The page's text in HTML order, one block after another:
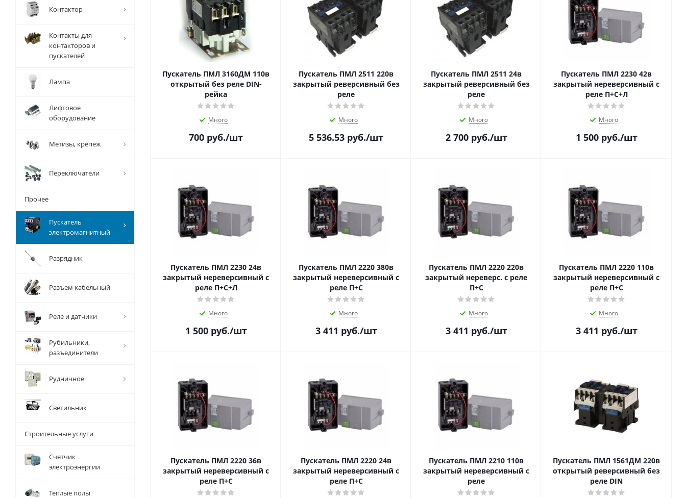
Пускатель ПМЛ 3160ДМ 110в
открытый без реле DIN-
рейка
Много
700 руб./шт
Пускатель ПМЛ 2511 220в
закрытый реверсивный без
реле
Много
5 536.53 руб./шт
Пускатель ПМЛ 2511 24в
закрытый реверсивный без
реле
Много
2 700руб./шт
Пускатель ПМЛ 2230 42в
закрытый нереверсивный c
реле П+С+Л
Много
1 500руб./шт
Пускатель ПМЛ 2230 24в
закрытый нереверсивный c
реле П+С+Л
Много
1 500руб./шт
Пускатель ПМЛ 2220 380в
закрытый нереверсивный c
реле П+С
Много
3 411 руб./шт
Пускатель ПМЛ 2220 220в
закрытый нереверс. c реле
П+С
Много
3 411 руб./шт
Пускатель ПМЛ 2220 110в
закрытый нереверсивный c
реле П+С
Много
3 411 руб./шт
Пускатель ПМЛ 2220 36в
закрытый нереверсивный c
реле П+С
Пускатель ПМЛ 2220 24в
закрытый нереверсивный c
реле П+С
Пускатель ПМЛ 2210 110в
закрытый нереверсивный c
реле
Пускатель ПМЛ 1561ДМ 220в
открытый реверсивный без
реле DIN
Контактор
Контакты для
контакторов и
пускателей
Лампа
Лифтовое
оборудование
Метизы, крепеж
Переключатели
Прочее
Пускатель
электромагнитный
Разрядник
Разъем кабельный
Реле и датчики
Рубильники,
разъединители
Рудничное
Светильник
Строительные услуги
Счетчик
электроэнергии
Теплые полы